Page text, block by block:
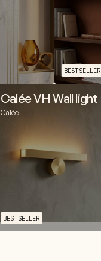
BESTSELLER
Calée VH Wall light
Calée
BESTSELLER